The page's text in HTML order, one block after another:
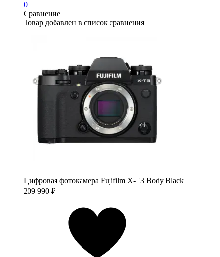
0
Сравнение
Товар добавлен в список сравнения
Цифровая фотокамера Fujifilm X-T3 Body Black
209 990 ₽